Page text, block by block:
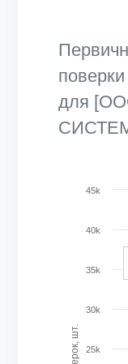
для
View as
The chart
The chart
25k
30k
35k
40k
45k